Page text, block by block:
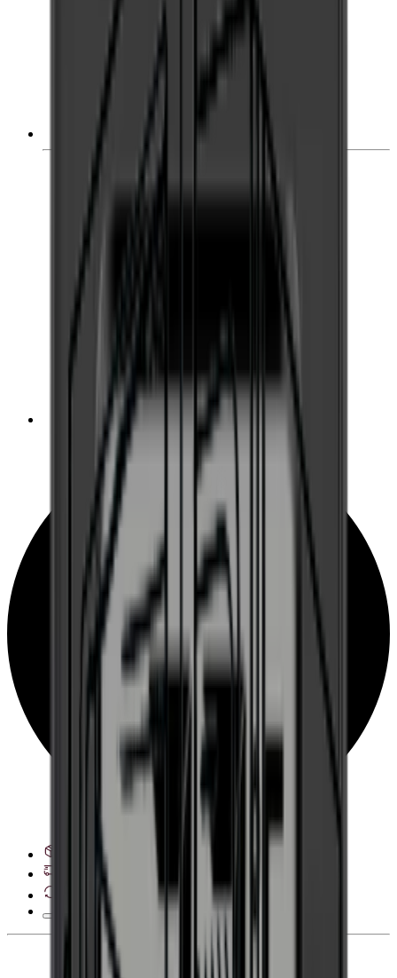
Ver opciones de entrega
Derecho de desistimiento de 28 días